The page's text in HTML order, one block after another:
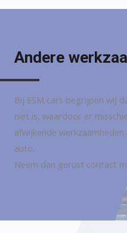
Andere
Bij ESM cars begrijpen wij
niet is, waardoor er
afwijkende
auto.
Neem dan gerust contact